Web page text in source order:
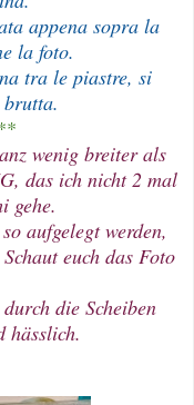
appena sopra la
la foto.
tra le piastre, si
wenig breiter als
das ich nicht 2 mal
gehe.
aufgelegt werden,
euch das Foto
die Scheiben
hässlich.